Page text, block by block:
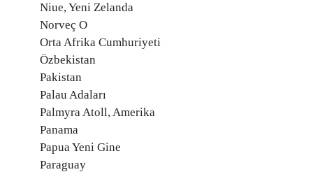
Niue, Yeni Zelanda
Norveç O
Orta Afrika Cumhuriyeti
Özbekistan
Pakistan
Palau Adaları
Palmyra Atoll, Amerika
Panama
Papua Yeni Gine
Paraguay